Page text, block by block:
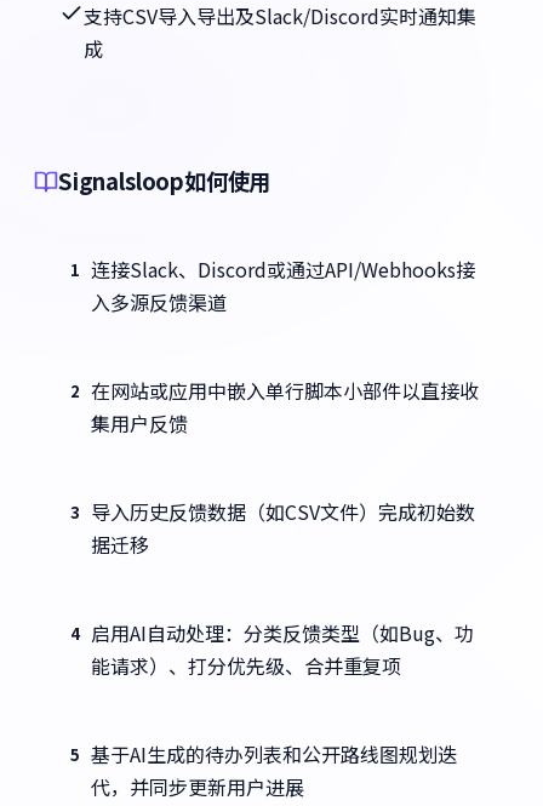
支持CSV导入导出及Slack/Discord实时通知集
成
Signalsloop如何使用
1 连接Slack、Discord或通过API/Webhooks接
入多源反馈渠道
2 在网站或应用中嵌入单行脚本小部件以直接收
集用户反馈
3 导入历史反馈数据（如CSV文件）完成初始数
据迁移
4 启用AI自动处理：分类反馈类型（如Bug、功
能请求）、打分优先级、合并重复项
5 基于AI生成的待办列表和公开路线图规划迭
代，并同步更新用户进展